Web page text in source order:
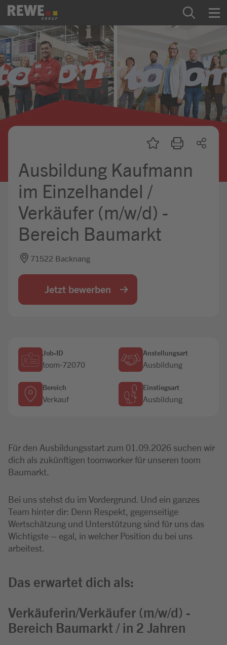
Zum Inhalt springen
Startseite
REWE Group als Arbeitgeber
Ausbildung & Studium
Praktikum & Werkstudium
Mein Kandidat:innenprofil
Jobbörse
Ausbildung Kaufmann
im Einzelhandel /
Verkäufer (m/w/d) -
Bereich Baumarkt
71522 Backnang
Jetzt bewerben
Job-ID
toom-72070
Anstellungsart
Ausbildung
Bereich
Verkauf
Einstiegsart
Ausbildung
Für den Ausbildungsstart zum 01.09.2026 suchen wir
dich als zukünftigen toomworker für unseren toom
Baumarkt.
Bei uns stehst du im Vordergrund. Und ein ganzes
Team hinter dir: Denn Respekt, gegenseitige
Wertschätzung und Unterstützung sind für uns das
Wichtigste – egal, in welcher Position du bei uns
arbeitest.
Das erwartet dich als:
Verkäuferin/Verkäufer (m/w/d) -
Bereich Baumarkt / in 2 Jahren